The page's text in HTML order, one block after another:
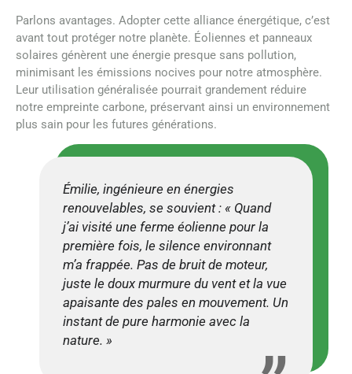
Parlons avantages. Adopter cette alliance énergétique, c’est
avant tout protéger notre planète. Éoliennes et panneaux
solaires génèrent une énergie presque sans pollution,
minimisant les émissions nocives pour notre atmosphère.
Leur utilisation généralisée pourrait grandement réduire
notre empreinte carbone, préservant ainsi un environnement
plus sain pour les futures générations.
Émilie, ingénieure en énergies
renouvelables, se souvient : « Quand
j’ai visité une ferme éolienne pour la
première fois, le silence environnant
m’a frappée. Pas de bruit de moteur,
juste le doux murmure du vent et la vue
apaisante des pales en mouvement. Un
instant de pure harmonie avec la
nature. »